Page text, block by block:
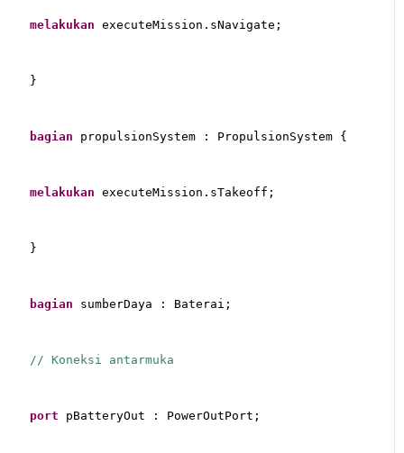
melakukan executeMission.sNavigate;
}
bagian propulsionSystem : PropulsionSystem {
melakukan executeMission.sTakeoff;
}
bagian sumberDaya : Baterai;
// Koneksi antarmuka
port pBatteryOut : PowerOutPort;